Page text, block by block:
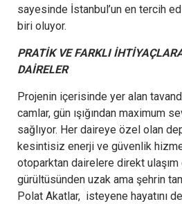
sayesinde İstanbul’un en tercih
biri oluyor.
PRATİK VE FARKLI
DAİRELER
Projenin içerisinde yer alan
camlar, gün ışığından maximum
sağlıyor. Her daireye özel olan
kesintisiz enerji ve güvenlik
otoparktan dairelere direkt ulaşım
gürültüsünden uzak ama şehrin
Polat Akatlar, isteyene hayatını